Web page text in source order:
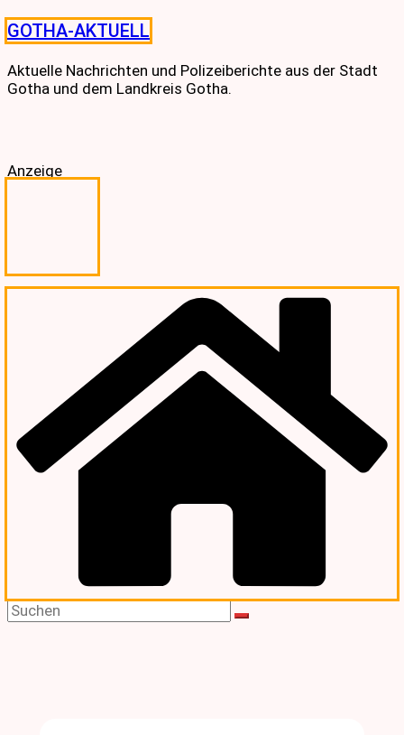
Skip
to
content
GOTHA-AKTUELL
Aktuelle Nachrichten und Polizeiberichte aus der Stadt
Gotha und dem Landkreis Gotha.
Anzeige